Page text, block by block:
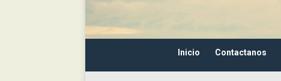
Inicio Contactanos